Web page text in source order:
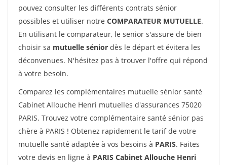
pouvez consulter les différents contrats sénior
possibles et utiliser notre COMPARATEUR MUTUELLE.
En utilisant le comparateur, le senior s'assure de bien
choisir sa mutuelle sénior dès le départ et évitera les
déconvenues. N'hésitez pas à trouver l'offre qui répond
à votre besoin.
Comparez les complémentaires mutuelle sénior santé
Cabinet Allouche Henri mutuelles d'assurances 75020
PARIS. Trouvez votre complémentaire santé sénior pas
chère à PARIS ! Obtenez rapidement le tarif de votre
mutuelle santé adaptée à vos besoins à PARIS. Faites
votre devis en ligne à PARIS Cabinet Allouche Henri